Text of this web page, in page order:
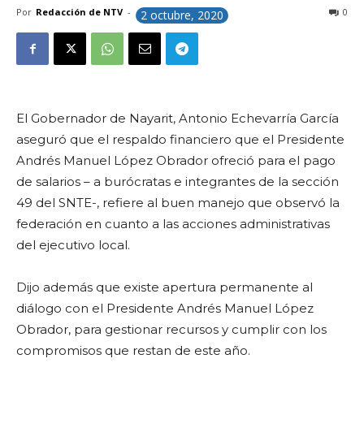
Por Redacción de NTV - 2 octubre, 2020 0
El Gobernador de Nayarit, Antonio Echevarría García
aseguró que el respaldo financiero que el Presidente
Andrés Manuel López Obrador ofreció para el pago
de salarios – a burócratas e integrantes de la sección
49 del SNTE-, refiere al buen manejo que observó la
federación en cuanto a las acciones administrativas
del ejecutivo local.
Dijo además que existe apertura permanente al
diálogo con el Presidente Andrés Manuel López
Obrador, para gestionar recursos y cumplir con los
compromisos que restan de este año.